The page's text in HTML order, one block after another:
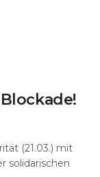
(21.03.) mit
solidarischen